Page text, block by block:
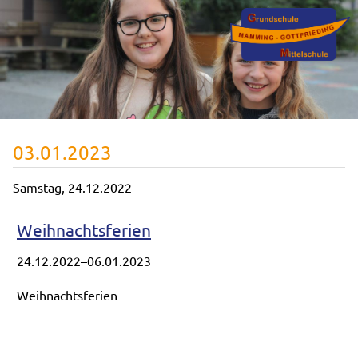
03.01.2023
Samstag, 24.12.2022
Weihnachtsferien
24.12.2022–06.01.2023
Weihnachtsferien